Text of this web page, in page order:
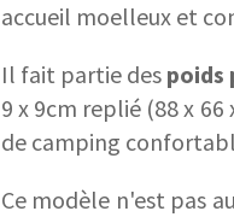
accueil moelleux et
Il fait partie des poids
9 x 9cm replié (88 x
de camping
Ce modèle n'est pas